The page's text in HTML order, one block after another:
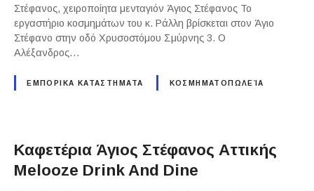
Στέφανος, χειροποίητα μενταγιόν Άγιος Στέφανος Το
εργαστήριο κοσμημάτων του κ. Ράλλη βρίσκεται στον Άγιο
Στέφανο στην οδό Χρυσοστόμου Σμύρνης 3. Ο
Αλέξανδρος…
ΕΜΠΟΡΙΚΑ ΚΑΤΑΣΤΗΜΑΤΑ ΚΟΣΜΗΜΑΤΟΠΩΛΕΊΑ
Καφετέρια Άγιος Στέφανος Αττικής
Melooze Drink And Dine